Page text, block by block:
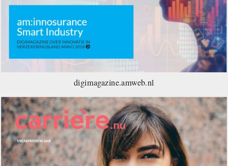
digimagazine.amweb.nl